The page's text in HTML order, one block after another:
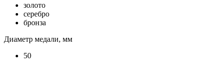
золото
серебро
бронза
Диаметр медали, мм
50